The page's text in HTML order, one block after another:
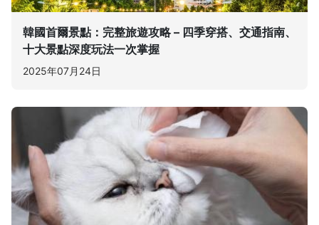
韓國首爾景點：完整旅遊攻略 – 四季穿搭、交通指南、
十大景點深度玩法一次掌握
2025年07月24日